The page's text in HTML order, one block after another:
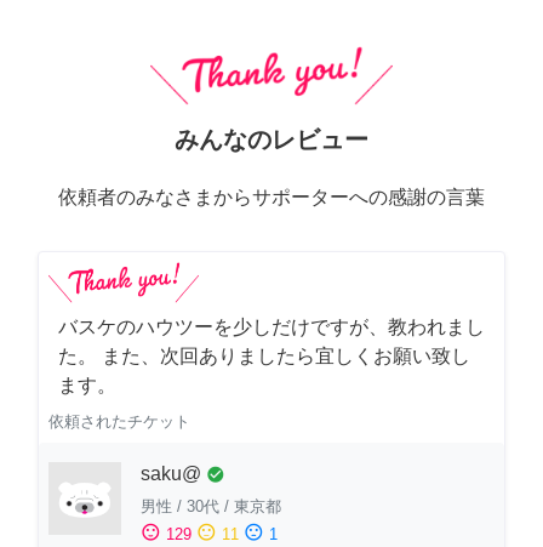
みんなのレビュー
依頼者のみなさまからサポーターへの感謝の言葉
バスケのハウツーを少しだけですが、教われまし
た。 また、次回ありましたら宜しくお願い致し
ます。
依頼されたチケット
saku@ check_circle
男性 / 30代 / 東京都
sentiment_satisfied 129 sentiment_neutral 11 sentiment_dissatisfied 1